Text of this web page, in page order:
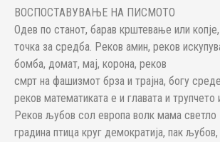
ВОСПОСТАВУВАЊЕ НА ПИСМОТО
Одев по станот, барав крштевање или копје,
точка за средба. Реков амин, реков
бомба, домат, мај, корона, реков
смрт на фашизмот брза и трајна, богу
реков математиката е и главата и трупчето
Реков љубов сол европа волк мама светло
градина птица круг демократија, пак